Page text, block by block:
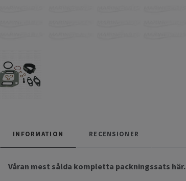
INFORMATION RECENSIONER
Våran mest sålda kompletta packningssats här.